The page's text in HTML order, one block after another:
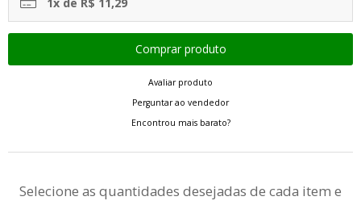
Avaliar produto
Perguntar ao vendedor
Encontrou mais barato?
Selecione as quantidades desejadas de cada item e